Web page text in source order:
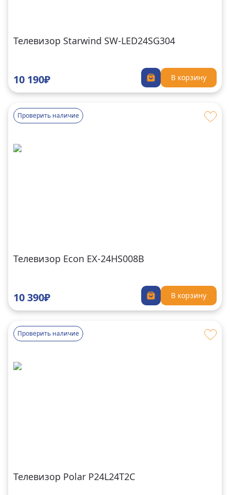
Телевизор Starwind SW-LED24SG304
10 190₽ В корзину
Проверить наличие
Телевизор Econ EX-24HS008B
10 390₽ В корзину
Проверить наличие
Телевизор Polar P24L24T2C